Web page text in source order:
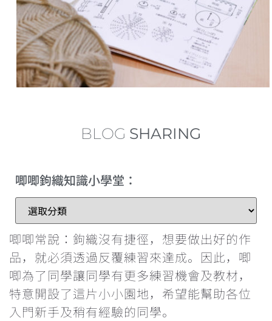
內鉤長針及外鉤長針的鉤織做法教學 How to make fbdc and bpdc for crochet
短針及長針的延長針法鉤織做法教學 How to make extended single crochet and extended double crochet
繞線後到底要拉多高？
鉤針要怎麼選？不同材質有甚麼分別？
每次繞線過圈時都卡關，怎麼辦？
鉤織玩偶一定要學會隱形減針的做法
BLOG SHARING
唧唧鉤織知識小學堂：
唧唧常說：鉤織沒有捷徑，想要做出好的作
品，就必須透過反覆練習來達成。因此，唧
唧為了同學讓同學有更多練習機會及教材，
特意開設了這片小小園地，希望能幫助各位
入門新手及稍有經驗的同學。